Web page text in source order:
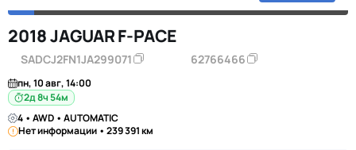
2018 JAGUAR F-PACE
SADCJ2FN1JA299071 62766466
пн, 10 авг, 14:00
2д 8ч 54м
4 • AWD • AUTOMATIC
Нет информации • 239 391 км